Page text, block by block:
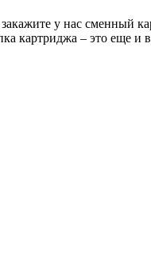
у нас сменный
картриджа – это